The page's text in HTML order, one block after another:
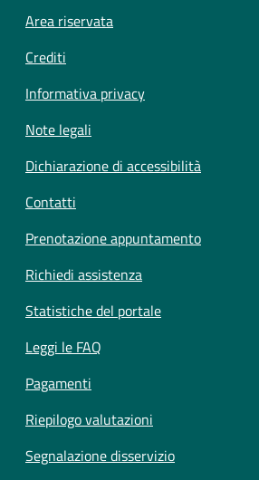
Footer menu
Area riservata
Crediti
Informativa privacy
Note legali
Dichiarazione di accessibilità
Contatti
Prenotazione appuntamento
Richiedi assistenza
Statistiche del portale
Leggi le FAQ
Pagamenti
Riepilogo valutazioni
Segnalazione disservizio